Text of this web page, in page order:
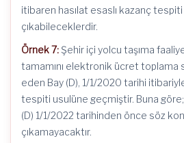
itibaren hasılat esaslı kazanç
çıkabileceklerdir.
Örnek 7: Şehir içi yolcu taşıma
tamamını elektronik ücret toplama
eden Bay (D), 1/1/2020 tarihi
tespiti usulüne geçmiştir. Buna
(D) 1/1/2022 tarihinden önce söz
çıkamayacaktır.